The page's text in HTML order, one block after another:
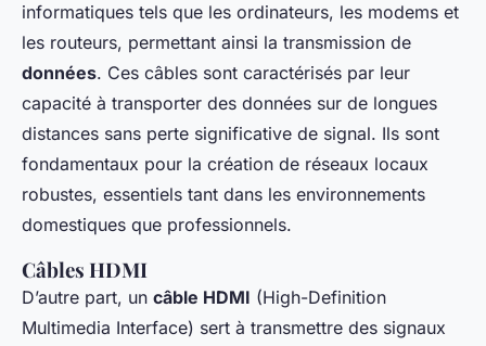
informatiques tels que les ordinateurs, les modems et
les routeurs, permettant ainsi la transmission de
données. Ces câbles sont caractérisés par leur
capacité à transporter des données sur de longues
distances sans perte significative de signal. Ils sont
fondamentaux pour la création de réseaux locaux
robustes, essentiels tant dans les environnements
domestiques que professionnels.
Câbles HDMI
D’autre part, un câble HDMI (High-Definition
Multimedia Interface) sert à transmettre des signaux